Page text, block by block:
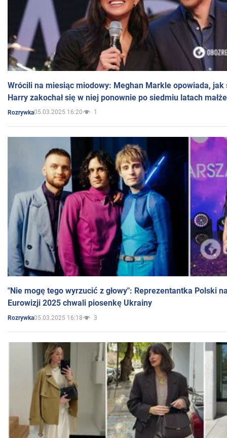
Wrócili na miesiąc miodowy: Meghan Markle opowiada, jak
Harry zakochał się w niej ponownie po siedmiu latach
Rozrywka05.03.2025 16:20 1
"Nie mogę tego wyrzucić z głowy": Reprezentantka Polski
Eurowizji 2025 chwali piosenkę Ukrainy
Rozrywka05.03.2025 16:18 3